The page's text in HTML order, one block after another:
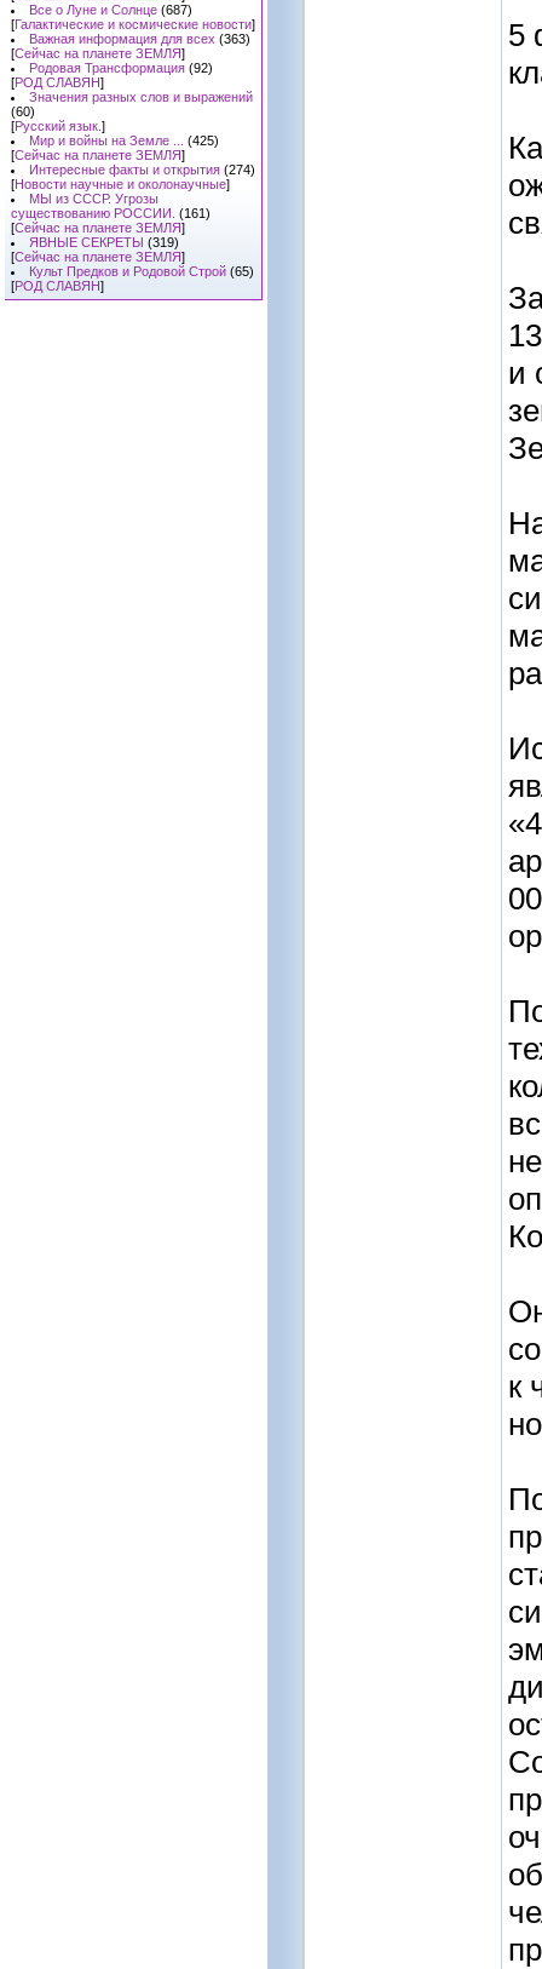
Все о Луне и Солнце (687)
[Галактические и космические новости]
Важная информация для всех (363)
[Сейчас на планете ЗЕМЛЯ]
Родовая Трансформация (92)
[РОД СЛАВЯН]
Значения разных слов и выражений
(60)
[Русский язык. ]
Мир и войны на Земле ...
(425)
[Сейчас на планете ЗЕМЛЯ]
Интересные факты и открытия (274)
[Новости научные и околонаучные]
МЫ из СССР. Угрозы
существованию РОССИИ. (161)
[Сейчас на планете ЗЕМЛЯ]
ЯВНЫЕ СЕКРЕТЫ (319)
[Сейчас на планете ЗЕМЛЯ]
Культ Предков и Родовой Строй (65)
[РОД СЛАВЯН]
5
и
к